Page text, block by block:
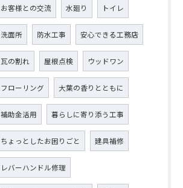
お客様との交流 水廻り トイレ
洗面所 防水工事 安心できる工務店
瓦の割れ 屋根点検 ウッドワン
フローリング 大葉の香りとともに
補助金活用 暮らしに寄り添う工事
ちょっとしたお困りごと 建具補修
レバーハンドル修理